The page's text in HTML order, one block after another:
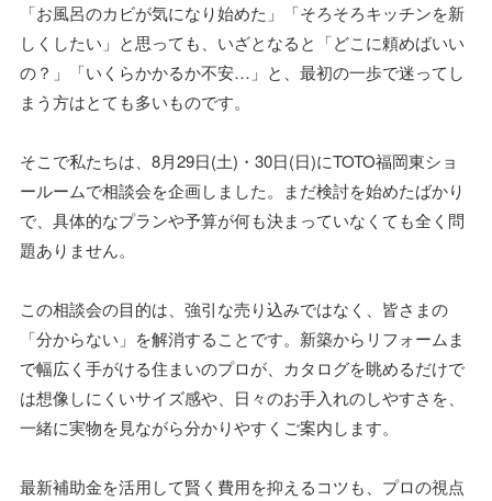
「お風呂のカビが気になり始めた」「そろそろキッチンを新
しくしたい」と思っても、いざとなると「どこに頼めばいい
の？」「いくらかかるか不安…」と、最初の一歩で迷ってし
まう方はとても多いものです。
そこで私たちは、8月29日(土)・30日(日)にTOTO福岡東ショ
ールームで相談会を企画しました。まだ検討を始めたばかり
で、具体的なプランや予算が何も決まっていなくても全く問
題ありません。
この相談会の目的は、強引な売り込みではなく、皆さまの
「分からない」を解消することです。新築からリフォームま
で幅広く手がける住まいのプロが、カタログを眺めるだけで
は想像しにくいサイズ感や、日々のお手入れのしやすさを、
一緒に実物を見ながら分かりやすくご案内します。
最新補助金を活用して賢く費用を抑えるコツも、プロの視点